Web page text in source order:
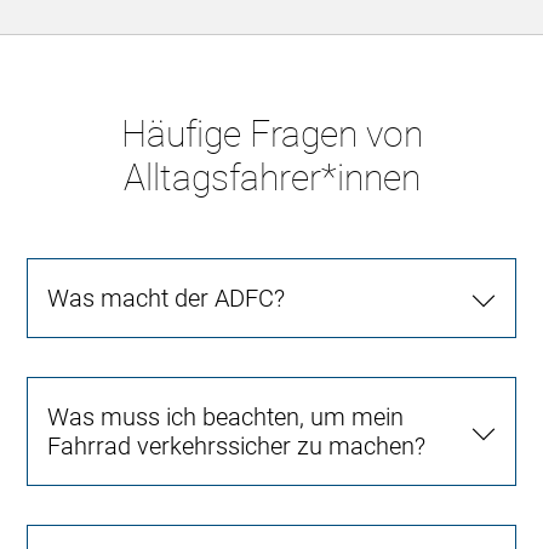
Häufige Fragen von
Alltagsfahrer*innen
Was macht der ADFC?
Was muss ich beachten, um mein
Fahrrad verkehrssicher zu machen?